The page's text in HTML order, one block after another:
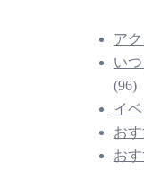
ア
い
(96)
イベ
お
お